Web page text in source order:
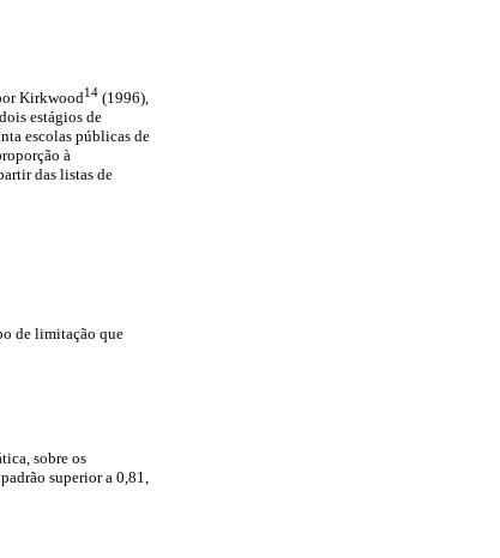
Kirkwood14 (1996),
estágios de
escolas públicas de
à
das listas de
de limitação que
sobre os
superior a 0,81,